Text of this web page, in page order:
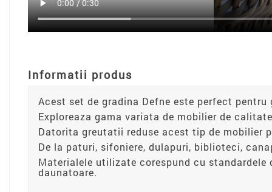
Informatii produs
Acest set de gradina Defne este perfect
Exploreaza gama variata de mobilier de
Datorita greutatii reduse acest tip de mobilier
De la paturi, sifoniere, dulapuri, biblioteci,
Materialele utilizate corespund cu
daunatoare.